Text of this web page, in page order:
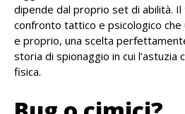
dipende dal proprio set di abilità.
confronto tattico e psicologico
e proprio, una scelta
storia di spionaggio in cui l’astuzia
fisica.